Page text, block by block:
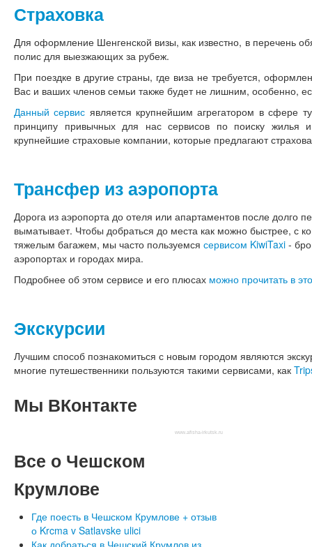
Страховка
Для оформление Шенгенской визы, как известно, в перечень
полис для выезжающих за рубеж.
При поездке в другие страны, где виза не требуется,
Вас и ваших членов семьи также будет не лишним, особенно,
Данный сервис является крупнейшим агрегатором в сфере
принципу привычных для нас сервисов по поиску жилья
крупнейшие страховые компании, которые предлагают
Трансфер из аэропорта
Дорога из аэропорта до отеля или апартаментов после долго
выматывает. Чтобы добраться до места как можно быстрее, с
тяжелым багажем, мы часто пользуемся сервисом KiwiTaxi -
аэропортах и городах мира.
Подробнее об этом сервисе и его плюсах можно прочитать в
Экскурсии
Лучшим способ познакомиться с новым городом являются
многие путешественники пользуются такими сервисами, как
Мы ВКонтакте
www.afisha-irkutsk.ru
Все о Чешском
Крумлове
Где поесть в Чешском Крумлове + отзыв
о Krcma v Satlavske ulici